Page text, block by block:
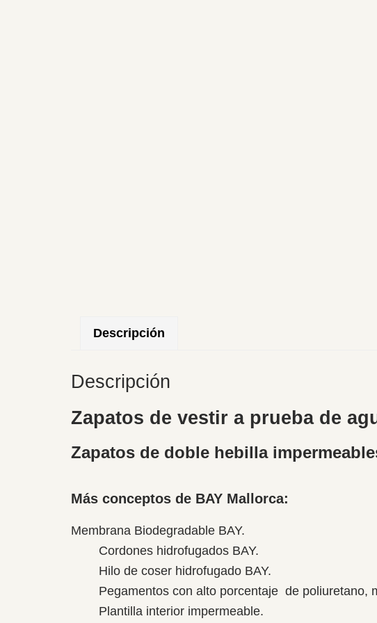
Descripción
Descripción
Zapatos de vestir a prueba de
Zapatos de doble hebilla
Más conceptos de BAY Mallorca:
Membrana Biodegradable BAY.
Cordones hidrofugados BAY.
Hilo de coser hidrofugado BAY.
Pegamentos con alto porcentaje de poliuretano,
Plantilla interior impermeable.